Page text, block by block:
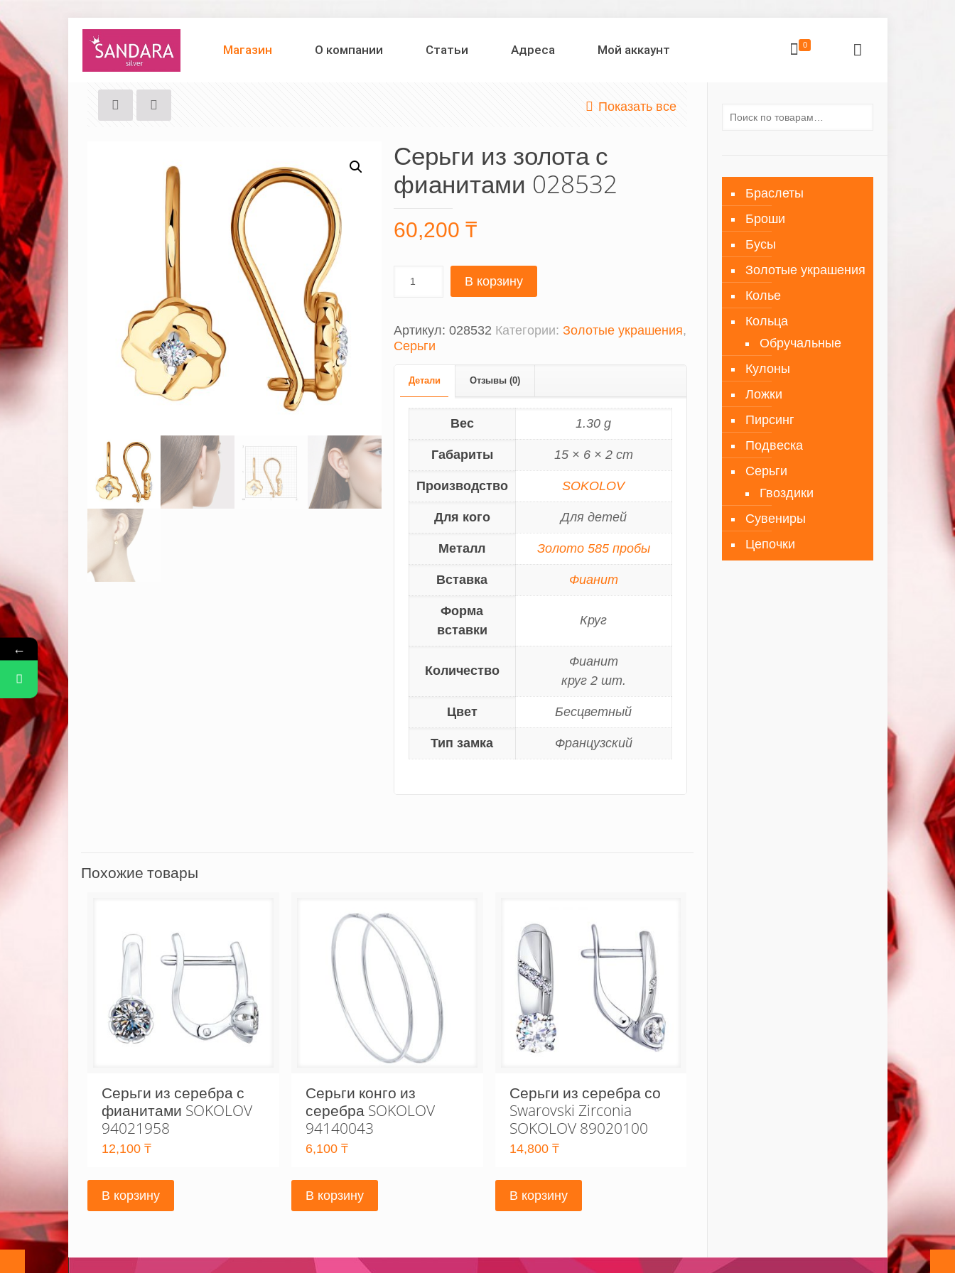
Магазин О компании Статьи Адреса Мой аккаунт 0
Показать все
Серьги из золота с
фианитами 028532
60,200 ₸
В корзину
Артикул: 028532 Категории: Золотые украшения,
Серьги
Детали Отзывы (0)
Вес 1.30 g
Габариты 15 × 6 × 2 cm
Производство SOKOLOV
Для кого Для детей
Металл Золото 585 пробы
Вставка Фианит
Форма
вставки
Круг
Количество
Фианит
круг 2 шт.
Цвет Бесцветный
Тип замка Французский
Похожие товары
Серьги из серебра с
фианитами SOKOLOV
94021958
12,100 ₸
В корзину
Серьги конго из
серебра SOKOLOV
94140043
6,100 ₸
В корзину
Серьги из серебра со
Swarovski Zirconia
SOKOLOV 89020100
14,800 ₸
В корзину
Браслеты
Броши
Бусы
Золотые украшения
Колье
Кольца
Обручальные
Кулоны
Ложки
Пирсинг
Подвеска
Серьги
Гвоздики
Сувениры
Цепочки
←